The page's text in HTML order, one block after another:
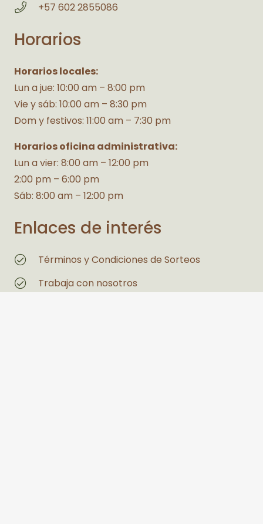
+57 602 2855086
Horarios
Horarios locales:
Lun a jue: 10:00 am – 8:00 pm
Vie y sáb: 10:00 am – 8:30 pm
Dom y festivos: 11:00 am – 7:30 pm
Horarios oficina administrativa:
Lun a vier: 8:00 am – 12:00 pm
2:00 pm – 6:00 pm
Sáb: 8:00 am – 12:00 pm
Enlaces de interés
Términos y Condiciones de Sorteos
Trabaja con nosotros